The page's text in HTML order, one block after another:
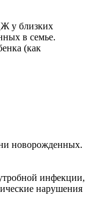
у близких
в семье.
(как
новорожденных.
инфекции,
нарушения